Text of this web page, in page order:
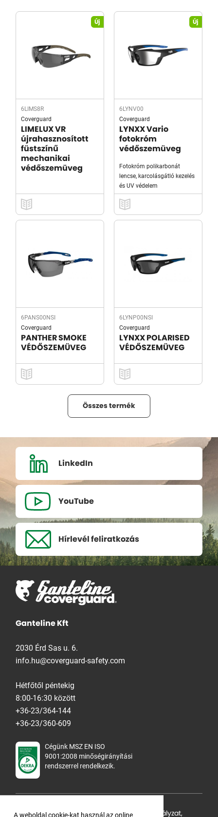
A weboldal cookie-kat használ az online
Új
6LIMS8R
Coverguard
LIMELUX VR
újrahasznosított
füstszínű
mechanikai
védőszemüveg
Új
6LYNV00
Coverguard
LYNXX Vario
fotokróm
védőszemüveg
Fotokróm polikarbonát
lencse, karcolásgátló kezelés
és UV védelem
6PANS00NSI
Coverguard
PANTHER SMOKE
VÉDŐSZEMÜVEG
6LYNP00NSI
Coverguard
LYNXX POLARISED
VÉDŐSZEMÜVEG
Összes termék
LinkedIn
YouTube
Hírlevél feliratkozás
Ganteline Kft
2030 Érd Sas u. 6.
info.hu@coverguard-safety.com
Hétfőtől péntekig
8:00-16:30 között
+36-23/364-144
+36-23/360-609
Cégünk MSZ EN ISO
9001:2008 minőségirányítási
rendszerrel rendelkezik.
Adatvédelmi tájékoztató,Cookie Szabályzat,